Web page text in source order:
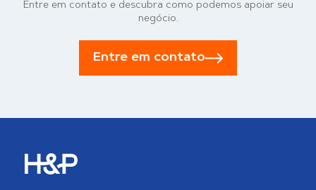
Entre em contato e descubra como podemos apoiar seu
negócio.
Entre em contato